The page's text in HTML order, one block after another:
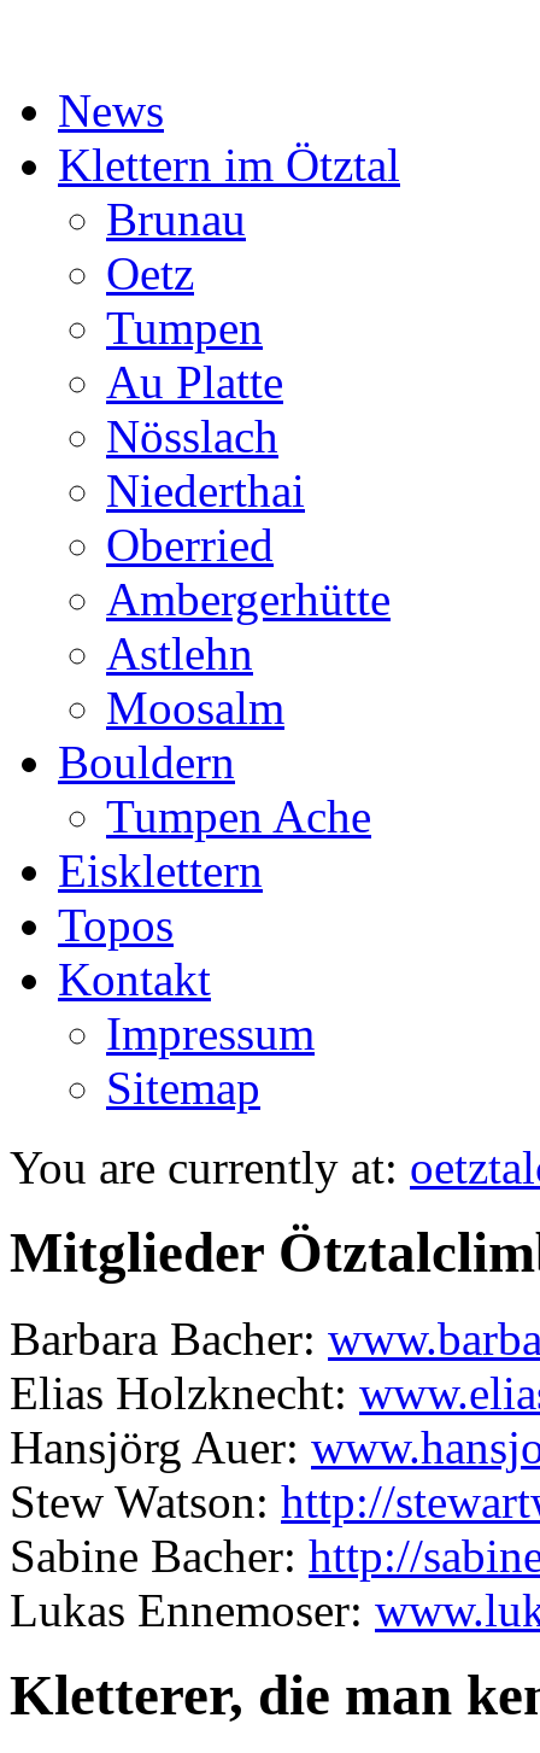
News
Klettern im Ötztal
Brunau
Oetz
Tumpen
Au Platte
Nösslach
Niederthai
Oberried
Ambergerhütte
Astlehn
Moosalm
Bouldern
Tumpen Ache
Eisklettern
Topos
Kontakt
Impressum
Sitemap
You are currently at:
Mitglieder
Barbara Bacher:
Elias Holzknecht:
Hansjörg Auer:
Stew Watson: http://
Sabine Bacher: http://
Lukas Ennemoser:
Kletterer, die man